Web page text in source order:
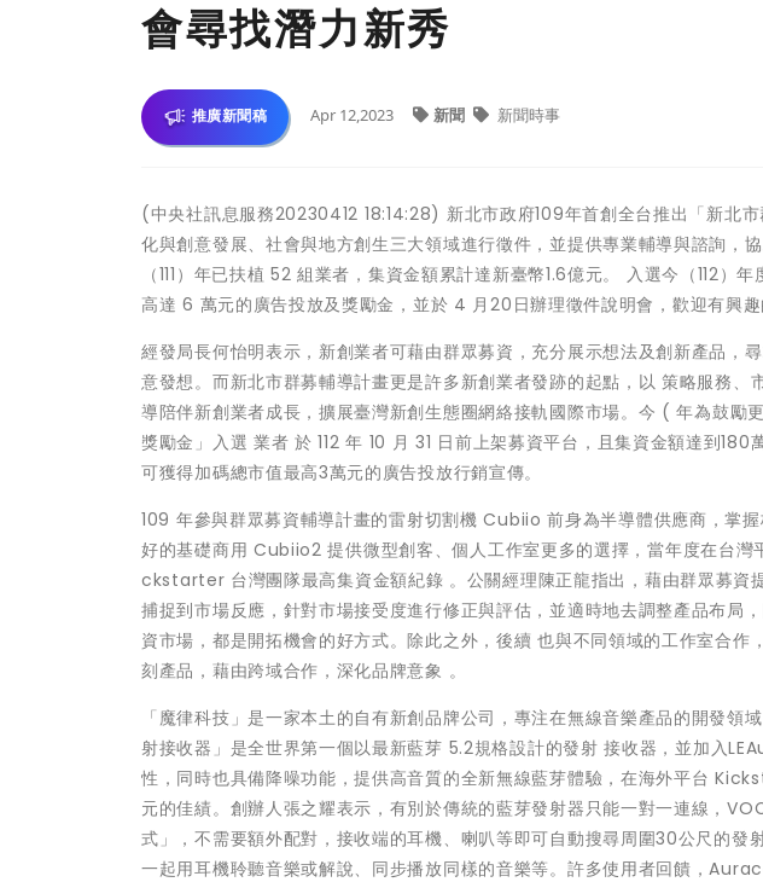
會尋找潛力新秀
推廣新聞稿 Apr 12,2023 新聞 新聞時事
(中央社訊息服務20230412 18:14:28) 新北市政府109年首創全台推出「新北
化與創意發展、社會與地方創生三大領域進行徵件，並提供專業輔導與諮詢，
（111）年已扶植 52 組業者，集資金額累計達新臺幣1.6億元。 入選今（112）
高達 6 萬元的廣告投放及獎勵金，並於 4 月20日辦理徵件說明會，歡迎有興趣
經發局長何怡明表示，新創業者可藉由群眾募資，充分展示想法及創新產品，
意發想。而新北市群募輔導計畫更是許多新創業者發跡的起點，以 策略服務、
導陪伴新創業者成長，擴展臺灣新創生態圈網絡接軌國際市場。今 ( 年為鼓勵
獎勵金」入選 業者 於 112 年 10 月 31 日前上架募資平台，且集資金額達到
可獲得加碼總市值最高3萬元的廣告投放行銷宣傳。
109 年參與群眾募資輔導計畫的雷射切割機 Cubiio 前身為半導體供應商，掌
好的基礎商用 Cubiio2 提供微型創客、個人工作室更多的選擇，當年度在台灣
ckstarter 台灣團隊最高集資金額紀錄 。公關經理陳正龍指出，藉由群眾募資
捕捉到市場反應，針對市場接受度進行修正與評估，並適時地去調整產品布局
資市場，都是開拓機會的好方式。除此之外，後續 也與不同領域的工作室合
刻產品，藉由跨域合作，深化品牌意象 。
「魔律科技」是一家本土的自有新創品牌公司，專注在無線音樂產品的開發領
射接收器」是全世界第一個以最新藍芽 5.2規格設計的發射 接收器，並加入
性，同時也具備降噪功能，提供高音質的全新無線藍芽體驗，在海外平台
元的佳績。創辦人張之耀表示，有別於傳統的藍芽發射器只能一對一連線，
式」，不需要額外配對，接收端的耳機、喇叭等即可自動搜尋周圍30公尺的發
一起用耳機聆聽音樂或解說、同步播放同樣的音樂等。許多使用者回饋，